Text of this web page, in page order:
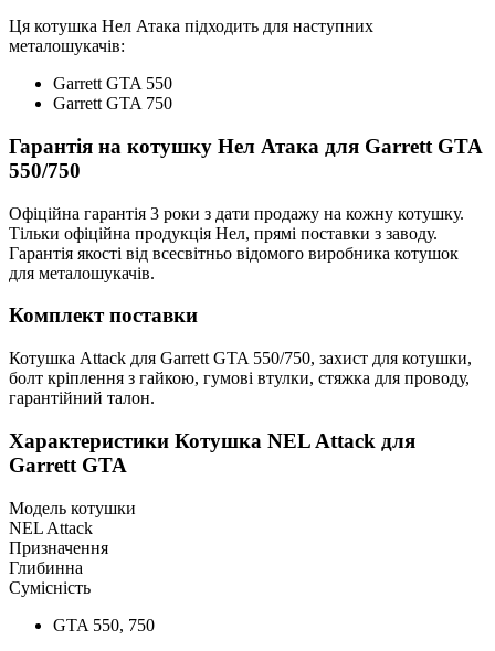
Ця котушка Нел Атака підходить для наступних
металошукачів:
Garrett GTA 550
Garrett GTA 750
Гарантія на котушку Нел Атака для Garrett GTA
550/750
Офіційна гарантія 3 роки з дати продажу на кожну котушку.
Тільки офіційна продукція Нел, прямі поставки з заводу.
Гарантія якості від всесвітньо відомого виробника котушок
для металошукачів.
Комплект поставки
Котушка Attack для Garrett GTA 550/750, захист для котушки,
болт кріплення з гайкою, гумові втулки, стяжка для проводу,
гарантійний талон.
Характеристики Котушка NEL Attack для
Garrett GTA
Модель котушки
NEL Attack
Призначення
Глибинна
Сумісність
GTA 550, 750